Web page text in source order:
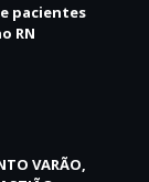
pacientes
RN
VARÃO,